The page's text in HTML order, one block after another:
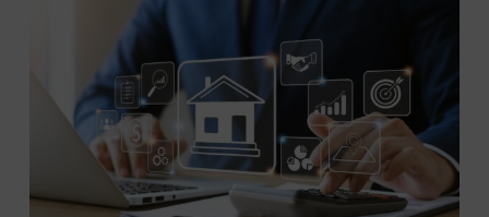
System
funktioniert